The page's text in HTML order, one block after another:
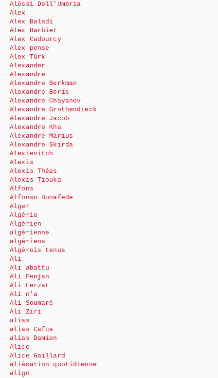
Alèssi Dell’Umbria
Alex
Alex Baladi
Alex Barbier
Alex Cadourcy
Alex pense
Alex Türk
Alexander
Alexandre
Alexandre Berkman
Alexandre Boris
Alexandre Chayanov
Alexandre Grothendieck
Alexandre Jacob
Alexandre Kha
Alexandre Marius
Alexandre Skirda
Alexievitch
Alexis
Alexis Théas
Alexis Tiouka
Alfons
Alfonso Bonafede
Alger
Algérie
Algérien
algérienne
algériens
Algérois tenus
Ali
Ali abattu
Ali Fenjan
Ali Ferzat
Ali n’a
Ali Soumaré
Ali Ziri
alias
alias Cafca
alias Damien
Alice
Alice Gaillard
aliénation quotidienne
align